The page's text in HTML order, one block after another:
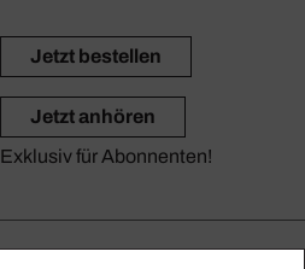
Jetzt bestellen
Jetzt anhören
Exklusiv für Abonnenten!